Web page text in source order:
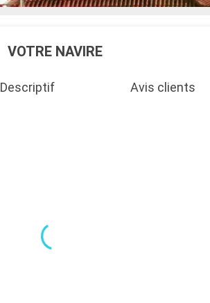
VOTRE NAVIRE
Descriptif Avis clients